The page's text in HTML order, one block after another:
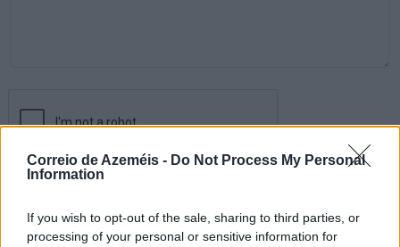
Correio de Azeméis - Do Not Process My Personal
Information
If you wish to opt-out of the sale, sharing to third parties, or
processing of your personal or sensitive information for
Comentar